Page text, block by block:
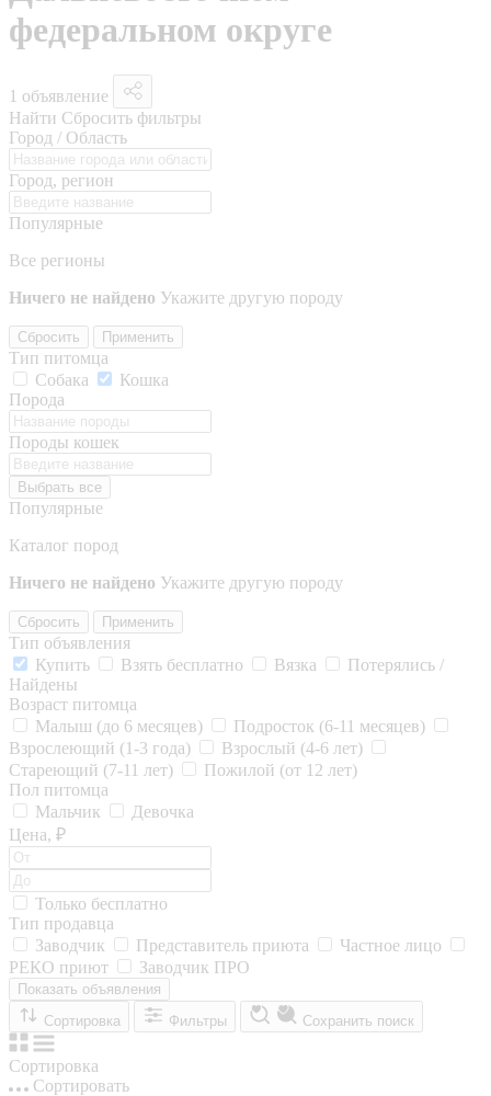
федеральном округе
1 объявление
Найти Сбросить фильтры
Город / Область
Город, регион
Популярные
Все регионы
Ничего не найдено Укажите другую породу
Сбросить Применить
Тип питомца
Собака
Кошка
Порода
Породы кошек
Выбрать все
Популярные
Каталог пород
Ничего не найдено Укажите другую породу
Сбросить Применить
Тип объявления
Купить
Взять бесплатно Вязка
Потерялись /
Найдены
Возраст питомца
Малыш (до 6 месяцев)
Подросток (6-11 месяцев)
Взрослеющий (1-3 года)
Взрослый (4-6 лет)
Стареющий (7-11 лет)
Пожилой (от 12 лет)
Пол питомца
Мальчик
Девочка
Цена, ₽
Только бесплатно
Тип продавца
Заводчик
Представитель приюта
Частное лицо
РЕКО приют
Заводчик ПРО
Показать объявления
Сортировка
Фильтры Сохранить поиск
Сортировка
Сортировать